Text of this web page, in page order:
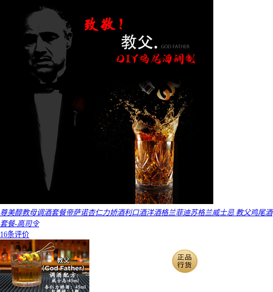
尊美醇教母调酒套餐帝萨诺杏仁力娇酒利口酒洋酒格兰菲迪苏格兰威士忌 教父鸡尾酒
套餐-高司令
16条评价